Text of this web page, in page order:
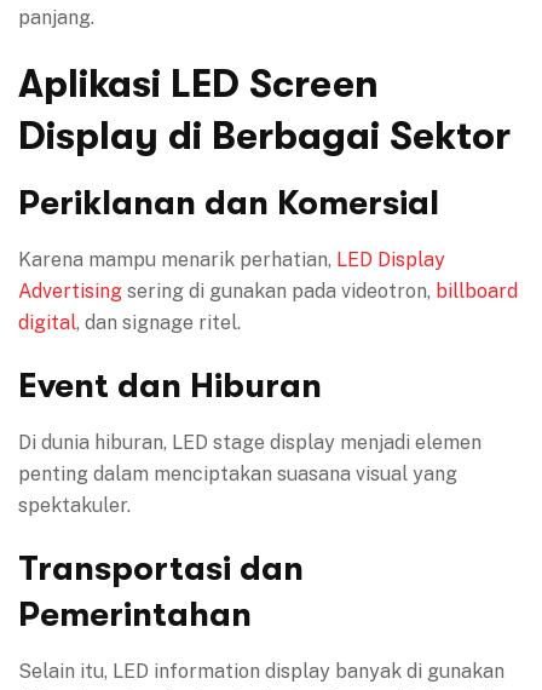
panjang.
Aplikasi LED Screen
Display di Berbagai Sektor
Periklanan dan Komersial
Karena mampu menarik perhatian, LED Display
Advertising sering di gunakan pada videotron, billboard
digital, dan signage ritel.
Event dan Hiburan
Di dunia hiburan, LED stage display menjadi elemen
penting dalam menciptakan suasana visual yang
spektakuler.
Transportasi dan
Pemerintahan
Selain itu, LED information display banyak di gunakan